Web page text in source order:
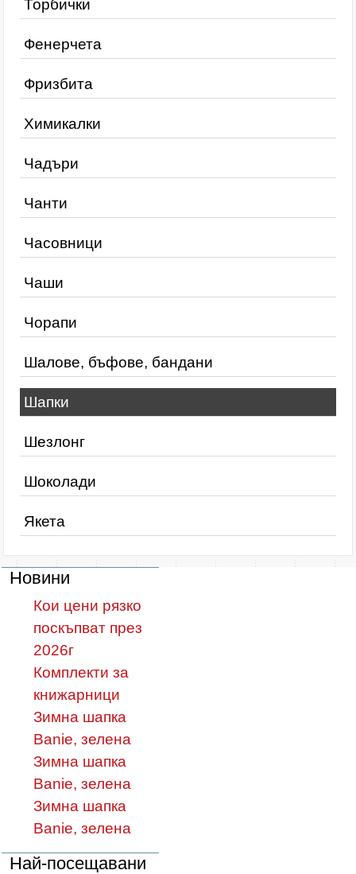
Торбички
Фенерчета
Фризбита
Химикалки
Чадъри
Чанти
Часовници
Чаши
Чорапи
Шалове, бъфове, бандани
Шапки
Шезлонг
Шоколади
Якета
Новини
Кои цени рязко
поскъпват през
2026г
Комплекти за
книжарници
Зимна шапка
Banie, зелена
Зимна шапка
Banie, зелена
Зимна шапка
Banie, зелена
Най-посещавани